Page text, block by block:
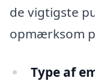
de vigtigste
opmærksom
Type af